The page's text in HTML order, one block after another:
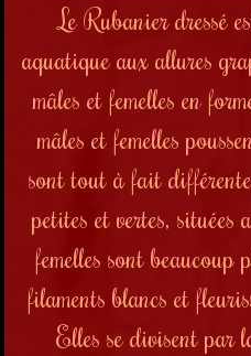
Le Rubanier dressé
aquatique aux allures
mâles et femelles en
mâles et femelles
sont tout à fait
petites et vertes, situées
femelles sont beaucoup
filaments blancs et
Elles se divisent par